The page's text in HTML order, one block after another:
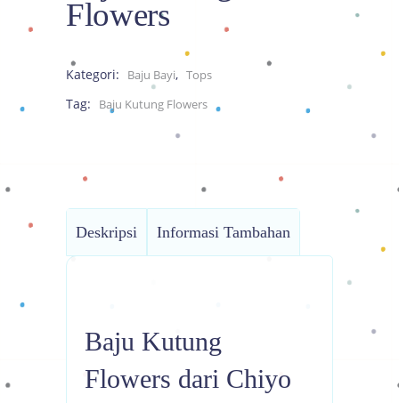
Flowers
Kategori: Baju Bayi, Tops
Tag: Baju Kutung Flowers
Deskripsi Informasi Tambahan
Baju Kutung
Flowers dari Chiyo